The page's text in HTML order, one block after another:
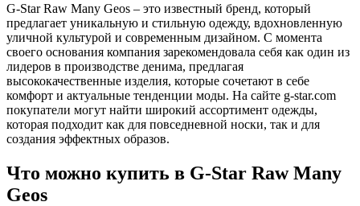
G-Star Raw Many Geos – это известный бренд, который
предлагает уникальную и стильную одежду, вдохновленную
уличной культурой и современным дизайном. С момента
своего основания компания зарекомендовала себя как один из
лидеров в производстве денима, предлагая
высококачественные изделия, которые сочетают в себе
комфорт и актуальные тенденции моды. На сайте g-star.com
покупатели могут найти широкий ассортимент одежды,
которая подходит как для повседневной носки, так и для
создания эффектных образов.
Что можно купить в G-Star Raw Many
Geos